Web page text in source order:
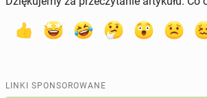
LINKI SPONSOROWANE